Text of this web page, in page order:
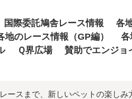
国際委託鳩舎レース情報 各
地のレース情報（GP編）
各
Ｑ界広場 賛助でエンジョ
ースまで、新しいペットの楽し